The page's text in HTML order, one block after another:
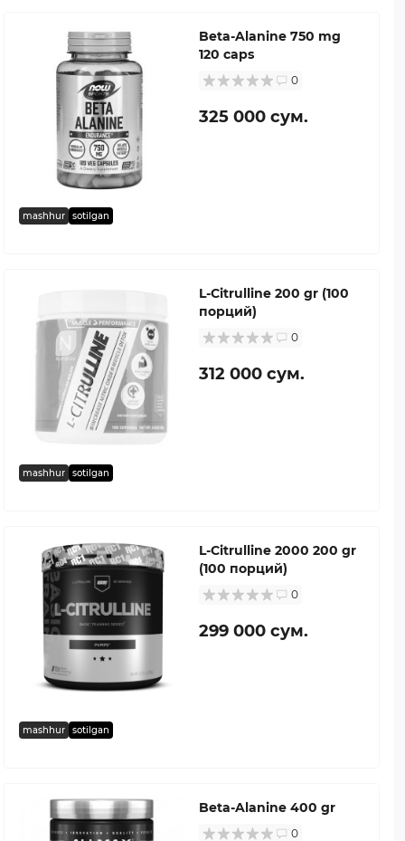
mashhur sotilgan
Beta-Alanine 750 mg
120 caps
0
325 000 сум.
mashhur sotilgan
L-Citrulline 200 gr (100
порций)
0
312 000 сум.
mashhur sotilgan
L-Citrulline 2000 200 gr
(100 порций)
0
299 000 сум.
Beta-Alanine 400 gr
0